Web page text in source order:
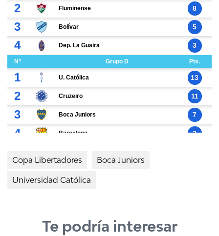
Copa Libertadores Boca Juniors
Universidad Católica
Te podría interesar